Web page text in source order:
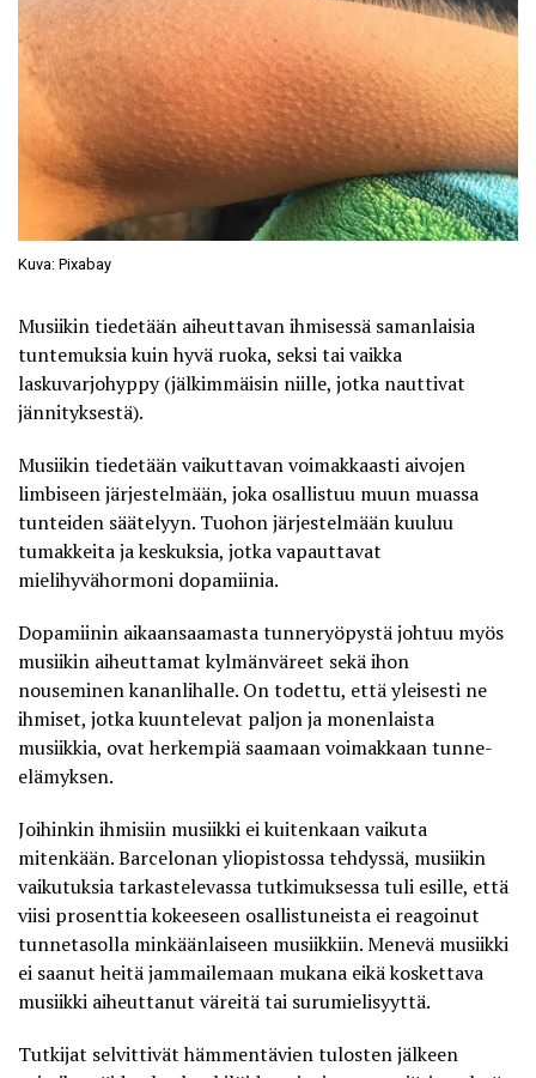
Kuva: Pixabay
Musiikin tiedetään aiheuttavan ihmisessä samanlaisia
tuntemuksia kuin hyvä ruoka, seksi tai vaikka
laskuvarjohyppy (jälkimmäisin niille, jotka nauttivat
jännityksestä).
Musiikin tiedetään vaikuttavan voimakkaasti aivojen
limbiseen järjestelmään, joka osallistuu muun muassa
tunteiden säätelyyn. Tuohon järjestelmään kuuluu
tumakkeita ja keskuksia, jotka vapauttavat
mielihyvähormoni dopamiinia.
Dopamiinin aikaansaamasta tunneryöpystä johtuu myös
musiikin aiheuttamat kylmänväreet sekä ihon
nouseminen kananlihalle. On todettu, että yleisesti ne
ihmiset, jotka kuuntelevat paljon ja monenlaista
musiikkia, ovat herkempiä saamaan voimakkaan tunne-
elämyksen.
Joihinkin ihmisiin musiikki ei kuitenkaan vaikuta
mitenkään. Barcelonan yliopistossa tehdyssä, musiikin
vaikutuksia tarkastelevassatutkimuksessatuli esille, että
viisi prosenttia kokeeseen osallistuneista ei reagoinut
tunnetasolla minkäänlaiseen musiikkiin. Menevä musiikki
ei saanut heitä jammailemaan mukana eikä koskettava
musiikki aiheuttanut väreitä tai surumielisyyttä.
Tutkijat selvittivät hämmentävien tulosten jälkeen